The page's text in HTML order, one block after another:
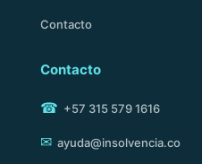
Contacto
Contacto
☎ +57 315 579 1616
✉ ayuda@insolvencia.co